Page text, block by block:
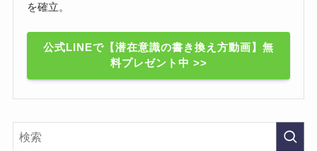
を確立。
公式LINEで【潜在意識の書き換え方動画】無
料プレゼント中 >>